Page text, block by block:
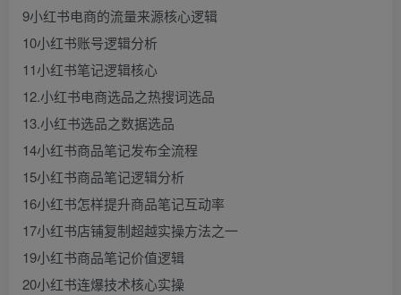
9小红书电商的流量来源核心逻辑
10小红书账号逻辑分析
11小红书笔记逻辑核心
12.小红书电商选品之热搜词选品
13.小红书选品之数据选品
14小红书商品笔记发布全流程
15小红书商品笔记逻辑分析
16小红书怎样提升商品笔记互动率
17小红书店铺复制超越实操方法之一
19小红书商品笔记价值逻辑
20小红书连爆技术核心实操